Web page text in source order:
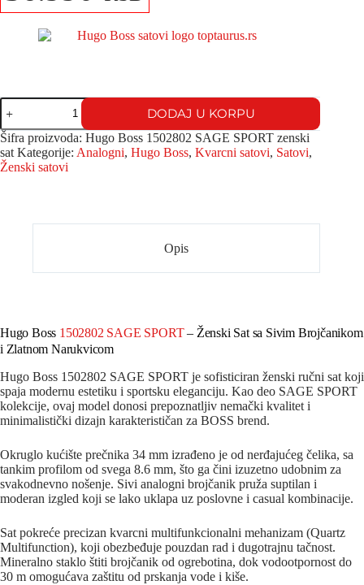
DODAJ U KORPU
Šifra proizvoda: Hugo Boss 1502802 SAGE SPORT zenski
sat Kategorije: Analogni, Hugo Boss, Kvarcni satovi, Satovi,
Ženski satovi
Opis
Hugo Boss 1502802 SAGE SPORT– Ženski Sat sa Sivim Brojčanikom
i Zlatnom Narukvicom
Hugo Boss 1502802 SAGE SPORT je sofisticiran ženski ručni sat koji
spaja modernu estetiku i sportsku eleganciju. Kao deo SAGE SPORT
kolekcije, ovaj model donosi prepoznatljiv nemački kvalitet i
minimalistički dizajn karakterističan za BOSS brend.
Okruglo kućište prečnika 34 mm izrađeno je od nerđajućeg čelika, sa
tankim profilom od svega 8.6 mm, što ga čini izuzetno udobnim za
svakodnevno nošenje. Sivi analogni brojčanik pruža suptilan i
moderan izgled koji se lako uklapa uz poslovne i casual kombinacije.
Sat pokreće precizan kvarcni multifunkcionalni mehanizam (Quartz
Multifunction), koji obezbeđuje pouzdan rad i dugotrajnu tačnost.
Mineralno staklo štiti brojčanik od ogrebotina, dok vodootpornost do
30 m omogućava zaštitu od prskanja vode i kiše.